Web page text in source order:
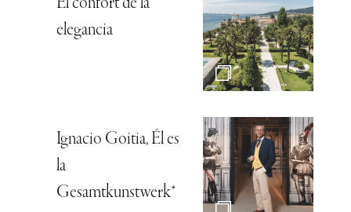
elegancia
Ignacio Goitia, Él es
la
Gesamtkunstwerk*